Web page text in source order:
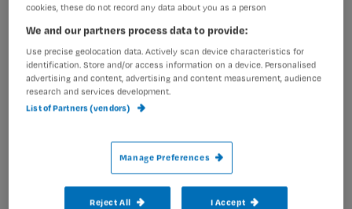
verpleegkundige te verkrijgen.
cookies, these do not record any data about you as a person
We and our partners process data to provide:
Use precise geolocation data. Actively scan device characteristics for
identification. Store and/or access information on a device. Personalised
advertising and content, advertising and content measurement, audience
research and services development.
List of Partners (vendors)
Manage Preferences
Reject All I Accept